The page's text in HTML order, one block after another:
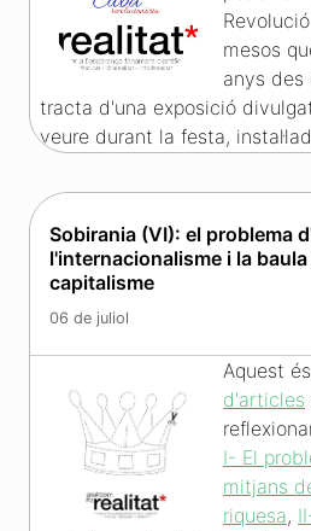
mesos
anys des
tracta d'una exposició
veure durant la festa,
L'exposició dóna a conèixer
través de 6 figures humanes
paper determninant. Més
Sobirania (VI): el problema
l'internacionalisme i la
capitalisme
06 de juliol
Aquest
d'articles
I- El
mitjans
riquesa,